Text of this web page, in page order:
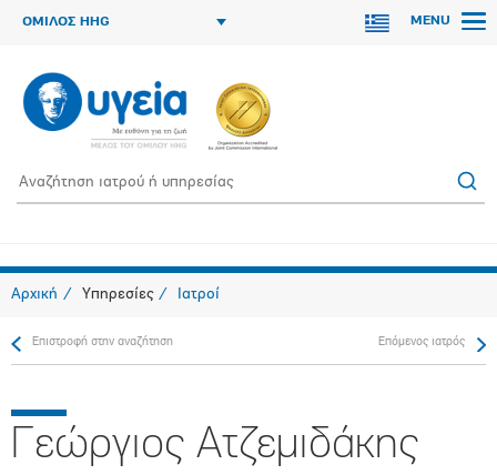
ΟΜΙΛΟΣ HHG MENU
Αρχική Υπηρεσίες Ιατροί
Επιστροφή στην αναζήτηση Επόμενος ιατρός
Γεώργιος Ατζεμιδάκης